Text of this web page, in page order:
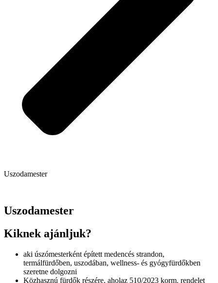
Uszodamester
Uszodamester
Kiknek ajánljuk?
aki úszómesterként épített medencés strandon,
termálfürdőben, uszodában, wellness- és gyógyfürdőkben
szeretne dolgozni
Közhasznú fürdők részére, aholaz 510/2023 korm. rendelet